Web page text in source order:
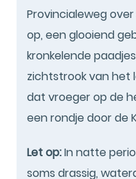
Provincialeweg
op, een glooiend
kronkelende
zichtstrook van het
dat vroeger op de
een rondje door de
Let op:In natte
soms drassig,